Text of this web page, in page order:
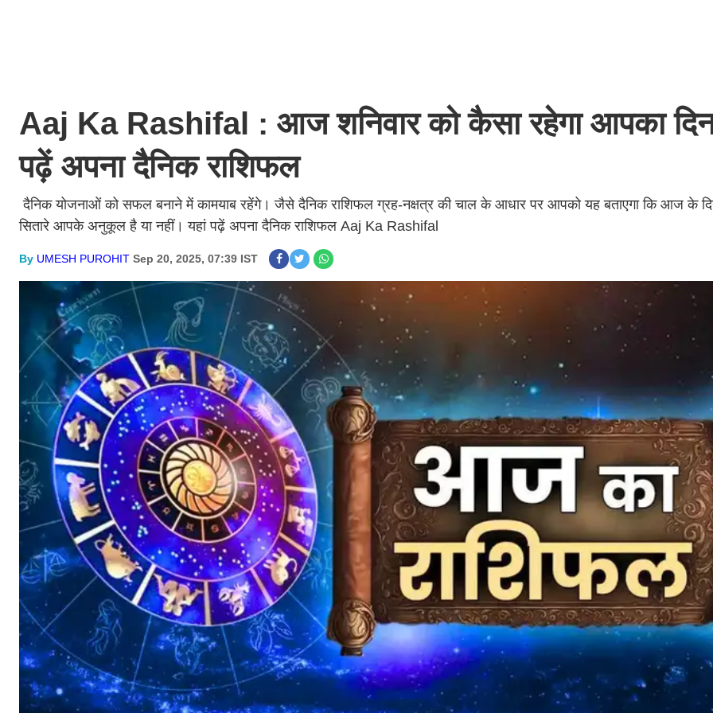
Aaj Ka Rashifal : आज शनिवार को कैसा रहेगा आपका
पढ़ें अपना दैनिक राशिफल
दैनिक योजनाओं को सफल बनाने में कामयाब रहेंगे। जैसे दैनिक राशिफल ग्रह-नक्षत्र की चाल के आधार पर आपको यह बताएगा कि आज के
सितारे आपके अनुकूल है या नहीं। यहां पढ़ें अपना दैनिक राशिफल Aaj Ka Rashifal
By UMESH PUROHIT Sep 20, 2025, 07:39 IST